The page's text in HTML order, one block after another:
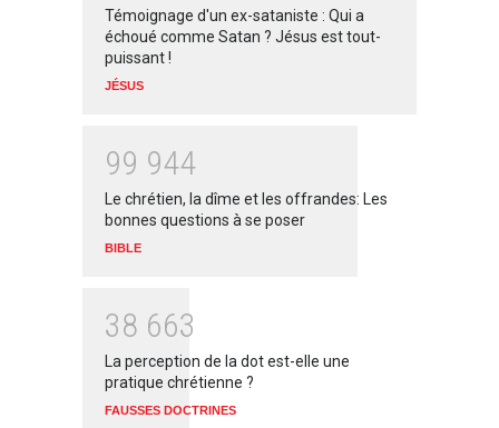
Témoignage d'un ex-sataniste : Qui a
échoué comme Satan ? Jésus est tout-
puissant !
JÉSUS
99 944
Le chrétien, la dîme et les offrandes: Les
bonnes questions à se poser
BIBLE
38 663
La perception de la dot est-elle une
pratique chrétienne ?
FAUSSES DOCTRINES